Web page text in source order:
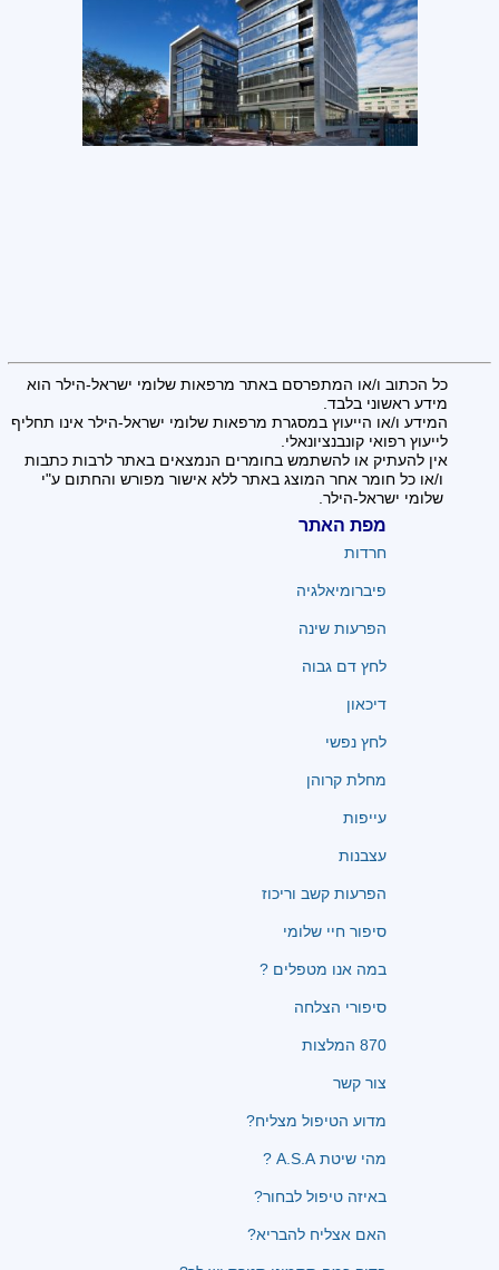
כל הכתוב ו/או המתפרסם באתר מרפאות שלומי ישראל-הילר הוא
מידע ראשוני בלבד.
המידע ו/או הייעוץ במסגרת מרפאות שלומי ישראל-הילר אינו תחליף
לייעוץ רפואי קונבנציונאלי.
אין להעתיק או להשתמש בחומרים הנמצאים באתר לרבות כתבות
ו/או כל חומר אחר המוצג באתר ללא אישור מפורש והחתום ע"י
שלומי ישראל-הילר.
מפת האתר
חרדות
פיברומיאלגיה
הפרעות שינה
לחץ דם גבוה
דיכאון
לחץ נפשי
מחלת קרוהן
עייפות
עצבנות
הפרעות קשב וריכוז
סיפור חיי שלומי
במה אנו מטפלים ?
סיפורי הצלחה
870 המלצות
צור קשר
מדוע הטיפול מצליח?
מהי שיטת A.S.A ?
באיזה טיפול לבחור?
האם אצליח להבריא?